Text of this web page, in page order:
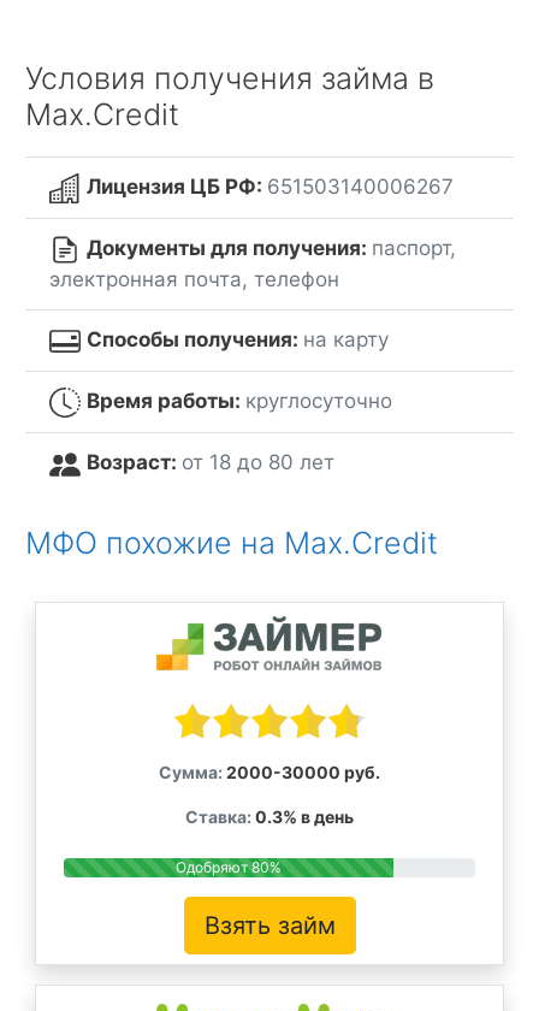
Условия получения займа в
Max.Credit
Лицензия ЦБ РФ: 651503140006267
Документы для получения: паспорт,
электронная почта, телефон
Способы получения: на карту
Время работы: круглосуточно
Возраст: от 18 до 80 лет
МФО похожие на Max.Credit
Сумма: 2000-30000 руб.
Ставка: 0.3% в день
Одобряют 80%
Взять займ